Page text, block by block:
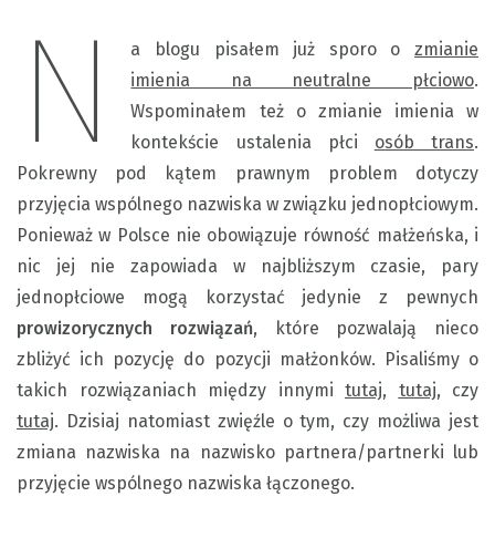
N a blogu pisałem już sporo o zmianie
imienia na neutralne płciowo.
Wspominałem też o zmianie imienia w
kontekście ustalenia płci osób trans.
Pokrewny pod kątem prawnym problem dotyczy
przyjęcia wspólnego nazwiska w związku jednopłciowym.
Ponieważ w Polsce nie obowiązuje równość małżeńska, i
nic jej nie zapowiada w najbliższym czasie, pary
jednopłciowe mogą korzystać jedynie z pewnych
prowizorycznych rozwiązań, które pozwalają nieco
zbliżyć ich pozycję do pozycji małżonków. Pisaliśmy o
takich rozwiązaniach między innymi tutaj, tutaj, czy
tutaj. Dzisiaj natomiast zwięźle o tym, czy możliwa jest
zmiana nazwiska na nazwisko partnera/partnerki lub
przyjęcie wspólnego nazwiska łączonego.